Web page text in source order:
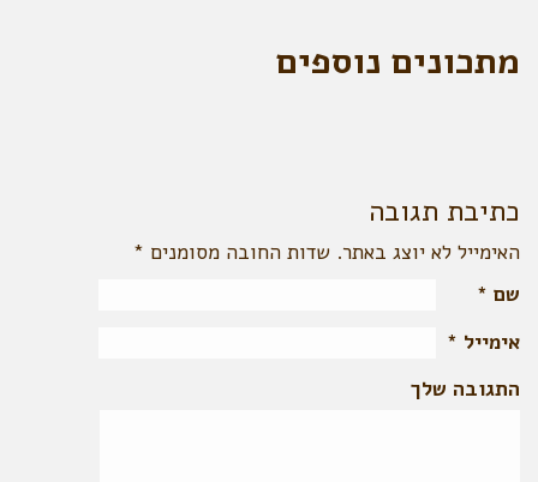
מתכונים נוספים
כתיבת תגובה
האימייל לא יוצג באתר. שדות החובה מסומנים *
שם *
אימייל *
התגובה שלך